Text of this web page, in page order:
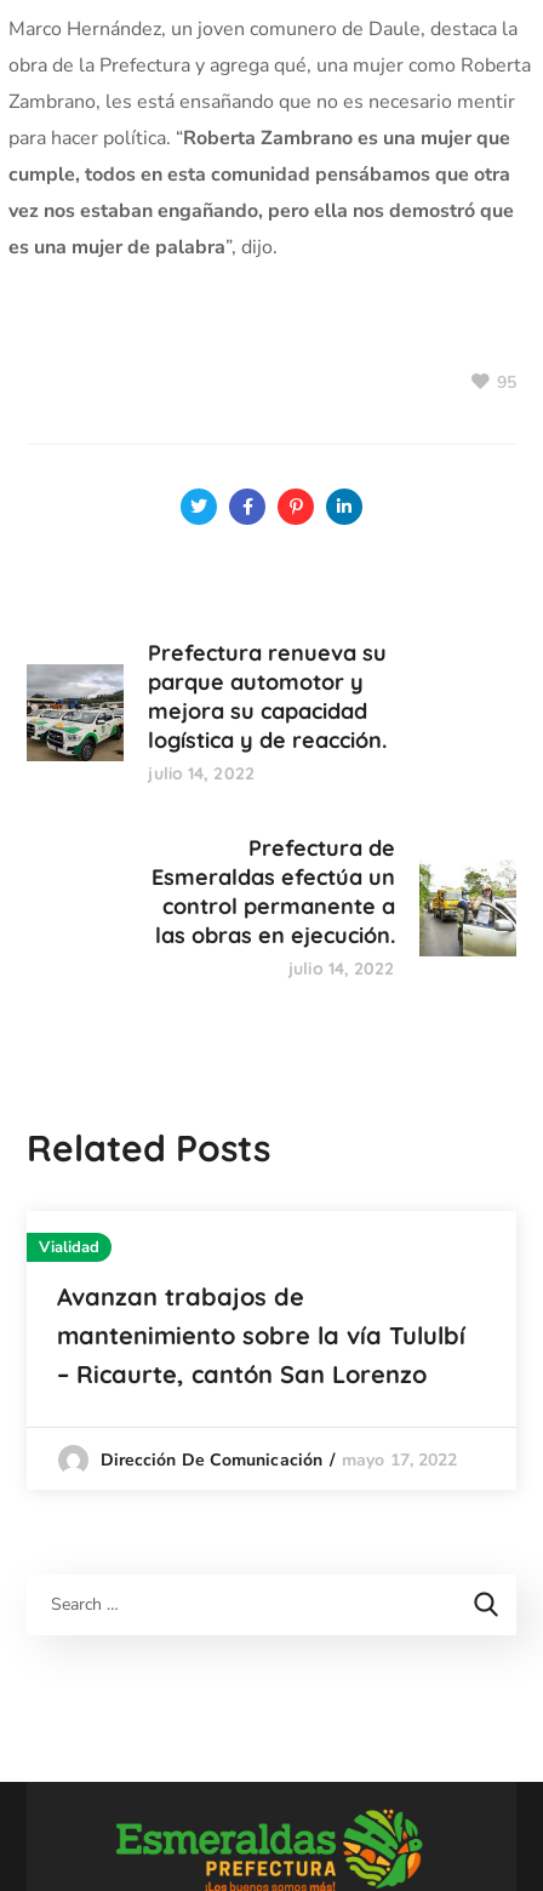
Marco Hernández, un joven comunero de Daule, destaca la
obra de la Prefectura y agrega qué, una mujer como Roberta
Zambrano, les está ensañando que no es necesario mentir
para hacer política. “Roberta Zambrano es una mujer que
cumple, todos en esta comunidad pensábamos que otra
vez nos estaban engañando, pero ella nos demostró que
es una mujer de palabra”, dijo.
95
Prefectura renueva su
parque automotor y
mejora su capacidad
logística y de reacción.
julio 14, 2022
Prefectura de
Esmeraldas efectúa un
control permanente a
las obras en ejecución.
julio 14, 2022
Related Posts
Vialidad
Avanzan trabajos de
mantenimiento sobre la vía Tululbí
– Ricaurte, cantón San Lorenzo
Dirección De Comunicación mayo 17, 2022